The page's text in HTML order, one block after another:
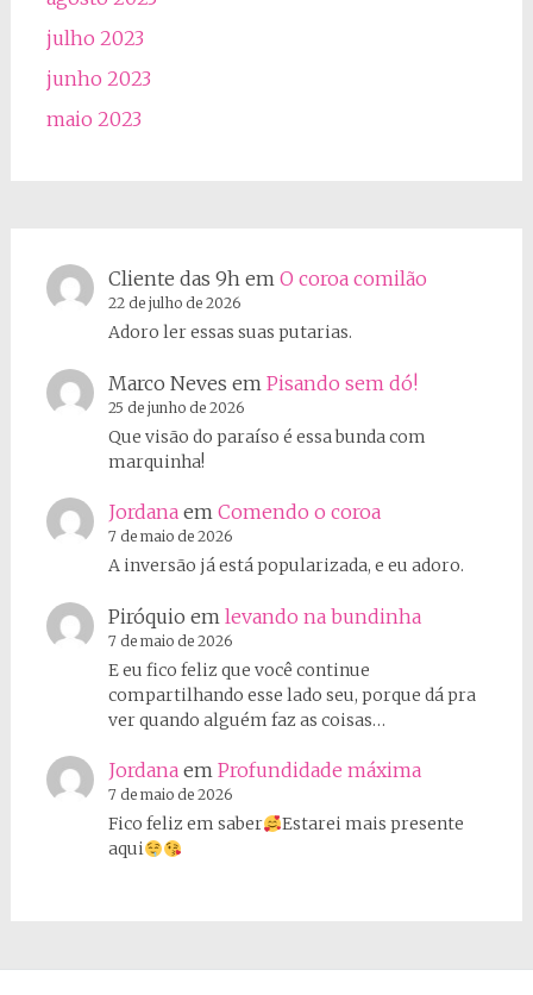
julho 2023
junho 2023
maio 2023
Cliente das 9h em O coroa comilão
22 de julho de 2026
Adoro ler essas suas putarias.
Marco Neves em Pisando sem dó!
25 de junho de 2026
Que visão do paraíso é essa bunda com
marquinha!
Jordanaem Comendo o coroa
7 de maio de 2026
A inversão já está popularizada, e eu adoro.
Piróquio em levando na bundinha
7 de maio de 2026
E eu fico feliz que você continue
compartilhando esse lado seu, porque dá pra
ver quando alguém faz as coisas…
Jordanaem Profundidade máxima
7 de maio de 2026
Fico feliz em saber
Estarei mais presente
aqui